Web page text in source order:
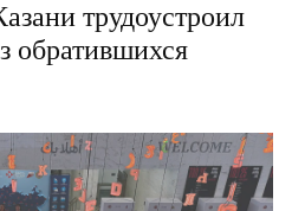
трудоустроил
обратившихся